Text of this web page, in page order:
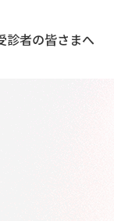
診者の皆さまへ